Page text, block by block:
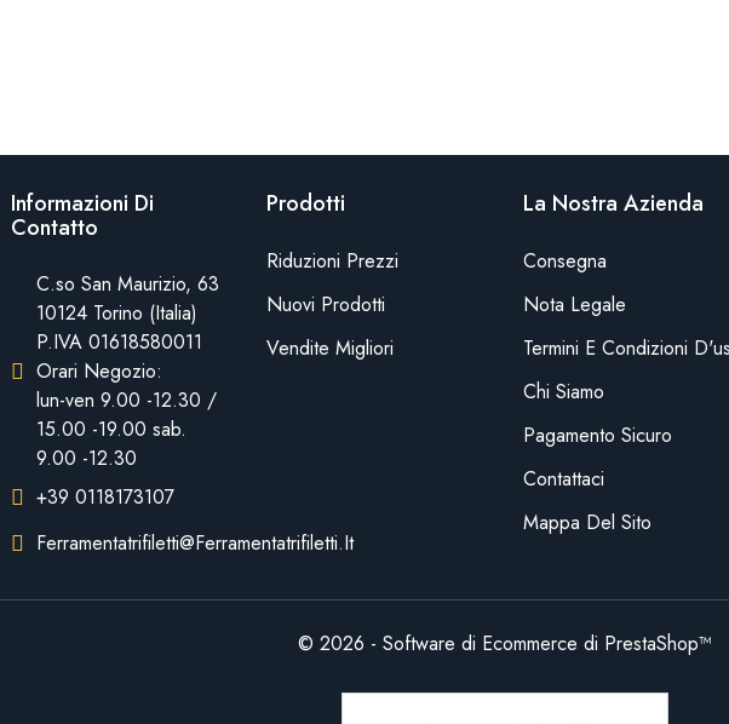
Informazioni Di
Contatto
C.so San Maurizio, 63
10124 Torino (Italia)
P.IVA 01618580011
Orari Negozio:
lun-ven 9.00 -12.30 /
15.00 -19.00 sab.
9.00 -12.30
+39 0118173107
Ferramentatrifiletti@ferramentatrifiletti.it
Prodotti
Riduzioni Prezzi
Nuovi Prodotti
Vendite Migliori
La Nostra Azienda
Consegna
Nota Legale
Termini E Condizioni
Chi Siamo
Pagamento Sicuro
Contattaci
Mappa Del Sito
© 2026 - Software di Ecommerce di PrestaShop™